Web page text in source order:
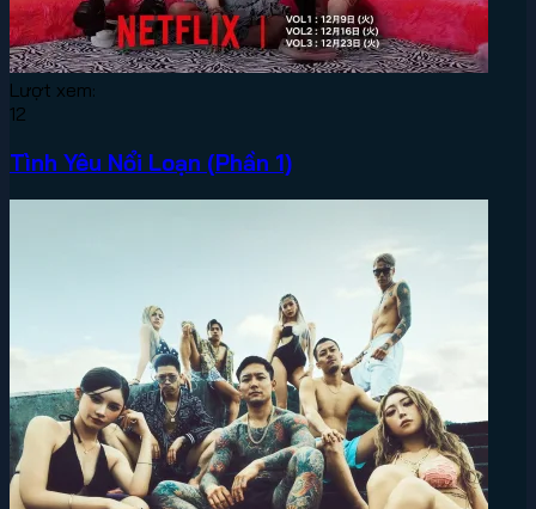
Lượt xem:
12
Tình Yêu Nổi Loạn (Phần 1)